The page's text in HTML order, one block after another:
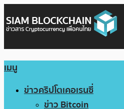
เมนู
ข่าวคริปโตเคอเรนซี่
ข่าว Bitcoin